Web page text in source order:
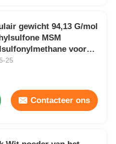
gewicht 94,13 G/mol
MSM
voor
25
Contacteer ons